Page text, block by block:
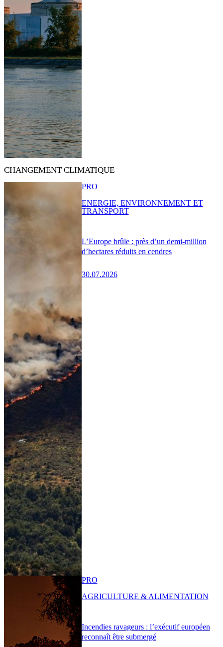
CHANGEMENT CLIMATIQUE
L’Europe brûle : près d’un demi-million
d’hectares réduits en cendres
30.07.2026
PRO
ENERGIE, ENVIRONNEMENT ET
TRANSPORT
Incendies ravageurs : l’exécutif européen
reconnaît être submergé
PRO
AGRICULTURE & ALIMENTATION